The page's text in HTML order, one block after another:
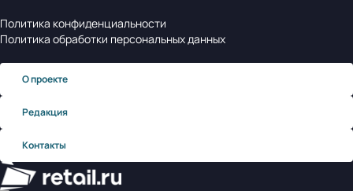
Политика конфиденциальности
Политика обработки персональных данных
О проекте
Редакция
Контакты